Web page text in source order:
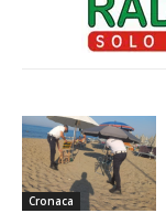
Cronaca